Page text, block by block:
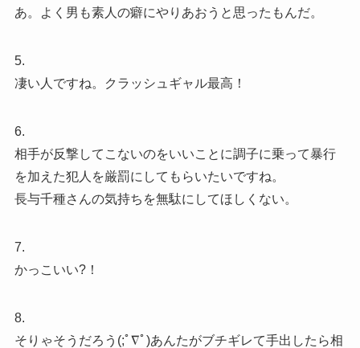
あ。よく男も素人の癖にやりあおうと思ったもんだ。
5.
凄い人ですね。クラッシュギャル最高！
6.
相手が反撃してこないのをいいことに調子に乗って暴行
を加えた犯人を厳罰にしてもらいたいですね。
長与千種さんの気持ちを無駄にしてほしくない。
7.
かっこいい?！
8.
そりゃそうだろう(;ﾟ∇ﾟ)あんたがブチギレて手出したら相